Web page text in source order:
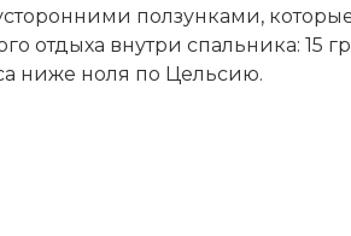
ползунками,
отдыха внутри спальника: 15
ниже ноля по Цельсию.